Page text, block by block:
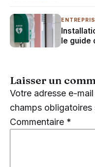
le guide
Laisser un
Votre adresse e-
champs
Commentaire *